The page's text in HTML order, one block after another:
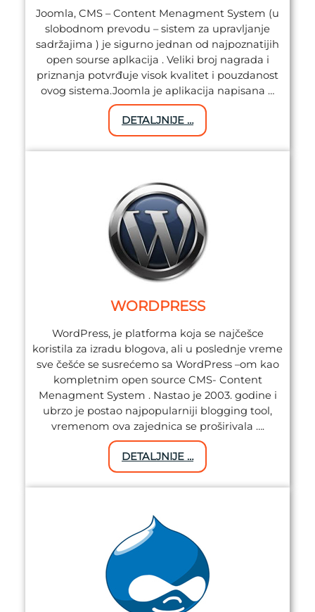
Joomla, CMS – Content Menagment System (u
slobodnom prevodu – sistem za upravljanje
sadržajima ) je sigurno jednan od najpoznatijih
open sourse aplkacija . Veliki broj nagrada i
priznanja potvrđuje visok kvalitet i pouzdanost
ovog sistema.Joomla je aplikacija napisana …
DETALJNIJE …
WORDPRESS
WordPress, je platforma koja se najčešce
koristila za izradu blogova, ali u poslednje vreme
sve češće se susrećemo sa WordPress –om kao
kompletnim open source CMS- Content
Menagment System . Nastao je 2003. godine i
ubrzo je postao najpopularniji blogging tool,
vremenom ova zajednica se proširivala ….
DETALJNIJE …